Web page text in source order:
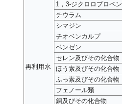
再利用水
1，3-ジクロロプロペン
チウラム
シマジン
チオベンカルプ
ベンゼン
セレン及びその化合物
ほう素及びその化合物
ふっ素及びその化合物
フェノール類
銅及びその化合物